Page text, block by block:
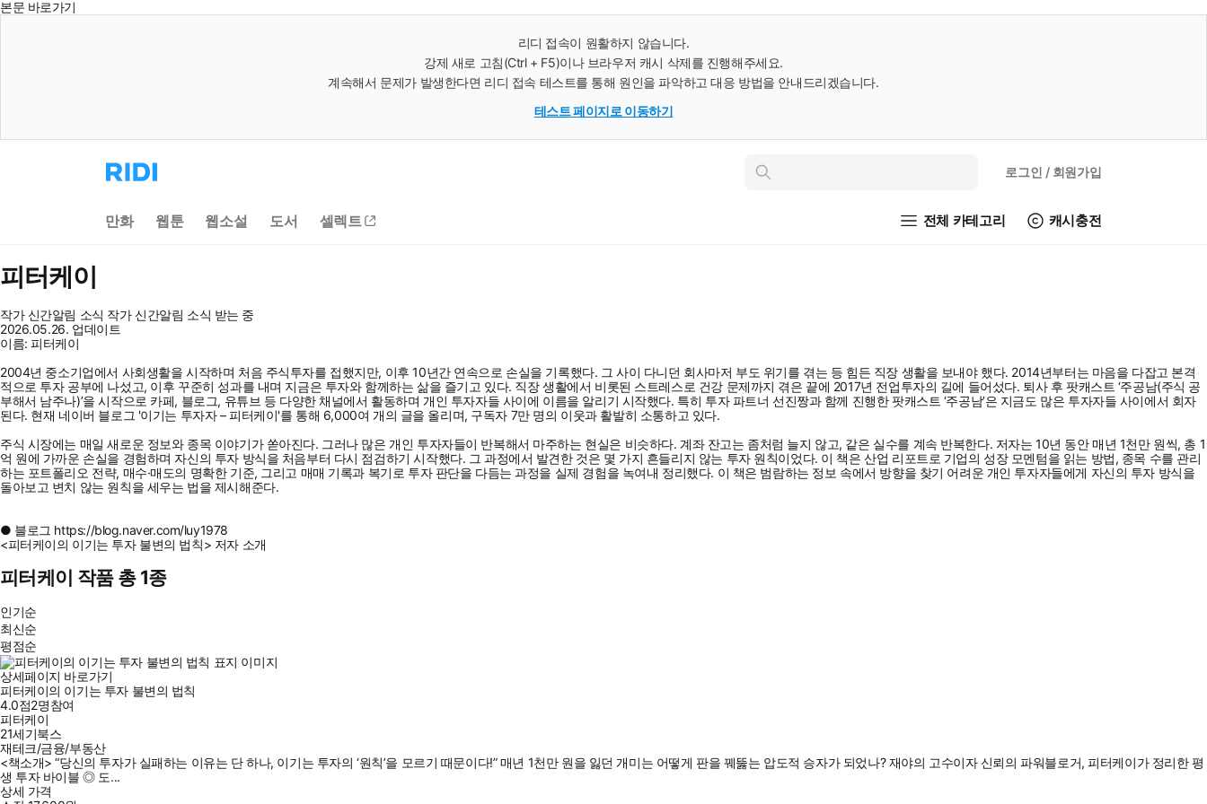
본문 바로가기
리디 접속이 원활하지 않습니다.
강제 새로 고침(Ctrl + F5)이나 브라우저 캐시 삭제를 진행해주세요.
계속해서 문제가 발생한다면 리디 접속 테스트를 통해 원인을 파악하고 대응 방법을 안내드리겠습니다.
테스트 페이지로 이동하기
리
디
으
로
인
로그인 / 회원가입
만화 웹툰 웹소설 도서 셀렉트 전체 카테고리 캐시충전
피터케이
작가 신간알림 소식 작가 신간알림 소식 받는 중
2026.05.26. 업데이트
이름: 피터케이
2004년 중소기업에서 사회생활을 시작하며 처음 주식투자를 접했지만, 이후 10년간 연속으로 손실을 기록했다. 그 사이 다니던 회사마저 부도 위기를 겪는 등 힘든 직장 생활을 보내야 했다. 2014년부터는 마음을 다잡고 본격
적으로 투자 공부에 나섰고, 이후 꾸준히 성과를 내며 지금은 투자와 함께하는 삶을 즐기고 있다. 직장 생활에서 비롯된 스트레스로 건강 문제까지 겪은 끝에 2017년 전업투자의 길에 들어섰다. 퇴사 후 팟캐스트 ‘주공남(주식 공
부해서 남주나)’을 시작으로 카페, 블로그, 유튜브 등 다양한 채널에서 활동하며 개인 투자자들 사이에 이름을 알리기 시작했다. 특히 투자 파트너 선진짱과 함께 진행한 팟캐스트 ‘주공남’은 지금도 많은 투자자들 사이에서 회자
된다. 현재 네이버 블로그 '이기는 투자자 – 피터케이'를 통해 6,000여 개의 글을 올리며, 구독자 7만 명의 이웃과 활발히 소통하고 있다.
주식 시장에는 매일 새로운 정보와 종목 이야기가 쏟아진다. 그러나 많은 개인 투자자들이 반복해서 마주하는 현실은 비슷하다. 계좌 잔고는 좀처럼 늘지 않고, 같은 실수를 계속 반복한다. 저자는 10년 동안 매년 1천만 원씩, 총 1
억 원에 가까운 손실을 경험하며 자신의 투자 방식을 처음부터 다시 점검하기 시작했다. 그 과정에서 발견한 것은 몇 가지 흔들리지 않는 투자 원칙이었다. 이 책은 산업 리포트로 기업의 성장 모멘텀을 읽는 방법, 종목 수를 관리
하는 포트폴리오 전략, 매수·매도의 명확한 기준, 그리고 매매 기록과 복기로 투자 판단을 다듬는 과정을 실제 경험을 녹여내 정리했다. 이 책은 범람하는 정보 속에서 방향을 찾기 어려운 개인 투자자들에게 자신의 투자 방식을
돌아보고 변치 않는 원칙을 세우는 법을 제시해준다.
● 블로그 https://blog.naver.com/luy1978
<피터케이의 이기는 투자 불변의 법칙> 저자 소개
피터케이 작품 총 1종
인기순
최신순
평점순
상세페이지 바로가기
피터케이의 이기는 투자 불변의 법칙
4.0점2명참여
피터케이
21세기북스
재테크/금융/부동산
<책소개> “당신의 투자가 실패하는 이유는 단 하나, 이기는 투자의 ‘원칙’을 모르기 때문이다!” 매년 1천만 원을 잃던 개미는 어떻게 판을 꿰뚫는 압도적 승자가 되었나? 재야의 고수이자 신뢰의 파워블로거, 피터케이가 정리한 평
생 투자 바이블 ◎ 도...
상세 가격